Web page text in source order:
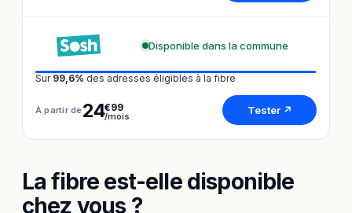
Disponible dans la commune
Sur 99,6% des adresses éligibles à la fibre
À partir de 24€99
/mois Tester ↗
La fibre est-elle disponible
chez vous ?